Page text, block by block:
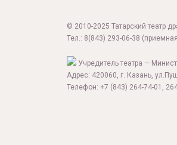
© 2010-2025 Татарский театр
Тел.: 8(843) 293-06-38
Учредитель театра —
Адрес: 420060, г. Казань,
Телефон: +7 (843) 264-74-01,